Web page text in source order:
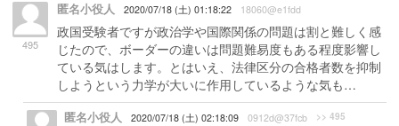
495
匿名小役人 2020/07/18 (土) 01:18:22 18060@e1fdd
政国受験者ですが政治学や国際関係の問題は割と難しく感
じたので、ボーダーの違いは問題難易度もある程度影響し
ている気はします。とはいえ、法律区分の合格者数を抑制
しようという力学が大いに作用しているような気も…
匿名小役人 2020/07/18 (土) 02:18:09 0912d@37fcb >> 495